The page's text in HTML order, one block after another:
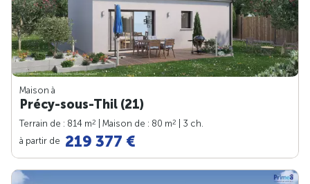
Maison à
Précy-sous-Thil (21)
Terrain de : 814 m2 | Maison de : 80 m2
| 3 ch.
à partir de 219 377 €